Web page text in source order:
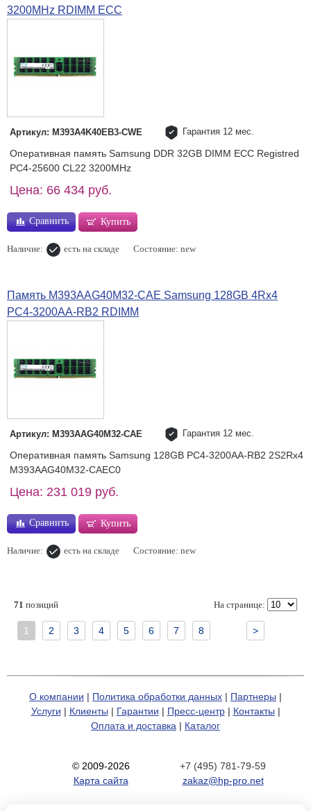
3200MHz RDIMM ECC
Артикул: M393A4K40EB3-CWE Гарантия 12 мес.
Оперативная память Samsung DDR 32GB DIMM ECC Registred
PC4-25600 CL22 3200MHz
Цена: 66 434 руб.
Сравнить Купить
Наличие: есть на складе Состояние: new
Память M393AAG40M32-CAE Samsung 128GB 4Rx4
PC4-3200AA-RB2 RDIMM
Артикул: M393AAG40M32-CAE Гарантия 12 мес.
Оперативная память Samsung 128GB PC4-3200AA-RB2 2S2Rx4
M393AAG40M32-CAEC0
Цена: 231 019 руб.
Сравнить Купить
Наличие: есть на складе Состояние: new
71 позиций
1 2 3 4 5 6 7 8 >
На странице:
О компании | Политика обработки данных | Партнеры |
Услуги | Клиенты | Гарантии | Пресс-центр| Контакты |
Оплата и доставка | Каталог
© 2009-2026
Карта сайта
+7 (495) 781-79-59
zakaz@hp-pro.net